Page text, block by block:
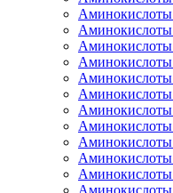
Аминокислоты
Аминокислоты